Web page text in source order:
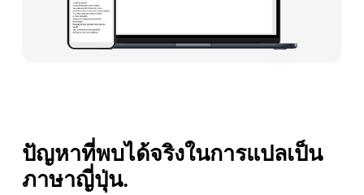
ปัญหาที่พบได้จริงในการแปลเป็น
ภาษาญี่ปุ่น.